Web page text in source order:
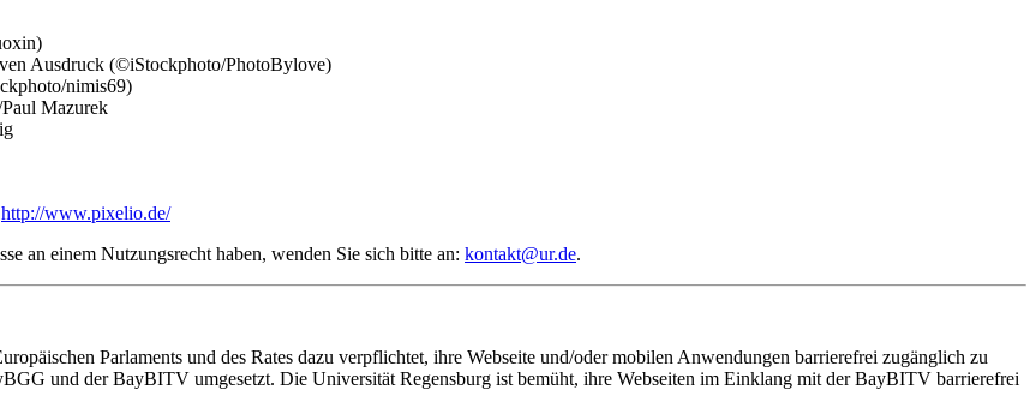
Ausdruck (©iStockphoto/PhotoBylove)
nimis69)
Mazurek
http://www.pixelio.de/
an einem Nutzungsrecht haben, wenden Sie sich bitte an: kontakt@ur.de.
Parlaments und des Rates dazu verpflichtet, ihre Webseite und/oder mobilen Anwendungen barrierefrei zugänglich zu
und der BayBITV umgesetzt. Die Universität Regensburg ist bemüht, ihre Webseiten im Einklang mit der BayBITV barrierefrei